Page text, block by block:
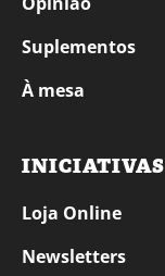
Suplementos
À mesa
INICIATIVAS
Loja Online
Newsletters